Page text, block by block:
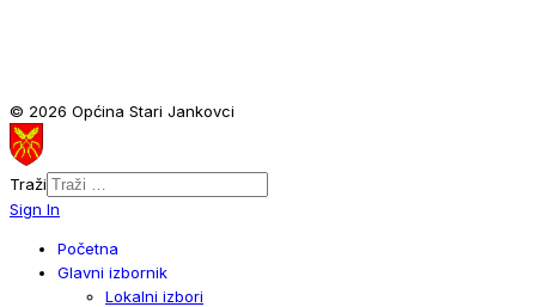
© 2026 Općina Stari Jankovci
Traži
Sign In
Početna
Glavni izbornik
Lokalni izbori